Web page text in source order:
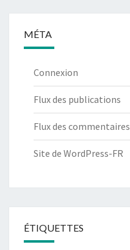
MÉTA
Connexion
Flux des publications
Flux des commentaires
Site de WordPress-FR
ÉTIQUETTES